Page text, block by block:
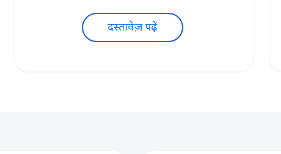
दस्तावेज़ पढ़ें